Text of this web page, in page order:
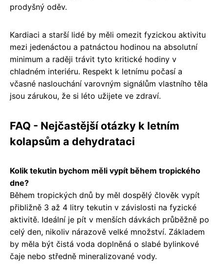
prodyšný oděv.
Kardiaci a starší lidé by měli omezit fyzickou aktivitu
mezi jedenáctou a patnáctou hodinou na absolutní
minimum a raději trávit tyto kritické hodiny v
chladném interiéru. Respekt k letnímu počasí a
včasné naslouchání varovným signálům vlastního těla
jsou zárukou, že si léto užijete ve zdraví.
FAQ - Nejčastější otázky k letním
kolapsům a dehydrataci
Kolik tekutin bychom měli vypít během tropického
dne?
Během tropických dnů by měl dospělý člověk vypít
přibližně 3 až 4 litry tekutin v závislosti na fyzické
aktivitě. Ideální je pít v menších dávkách průběžně po
celý den, nikoliv nárazově velké množství. Základem
by měla být čistá voda doplněná o slabé bylinkové
čaje nebo středně mineralizované vody.